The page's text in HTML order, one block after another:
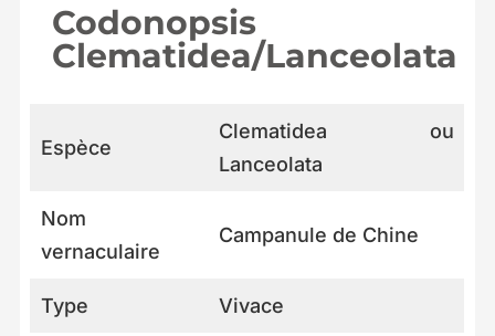
Codonopsis
Clematidea/Lanceolata
Espèce
Clematidea ou
Lanceolata
Nom
vernaculaire
Campanule de Chine
Type Vivace